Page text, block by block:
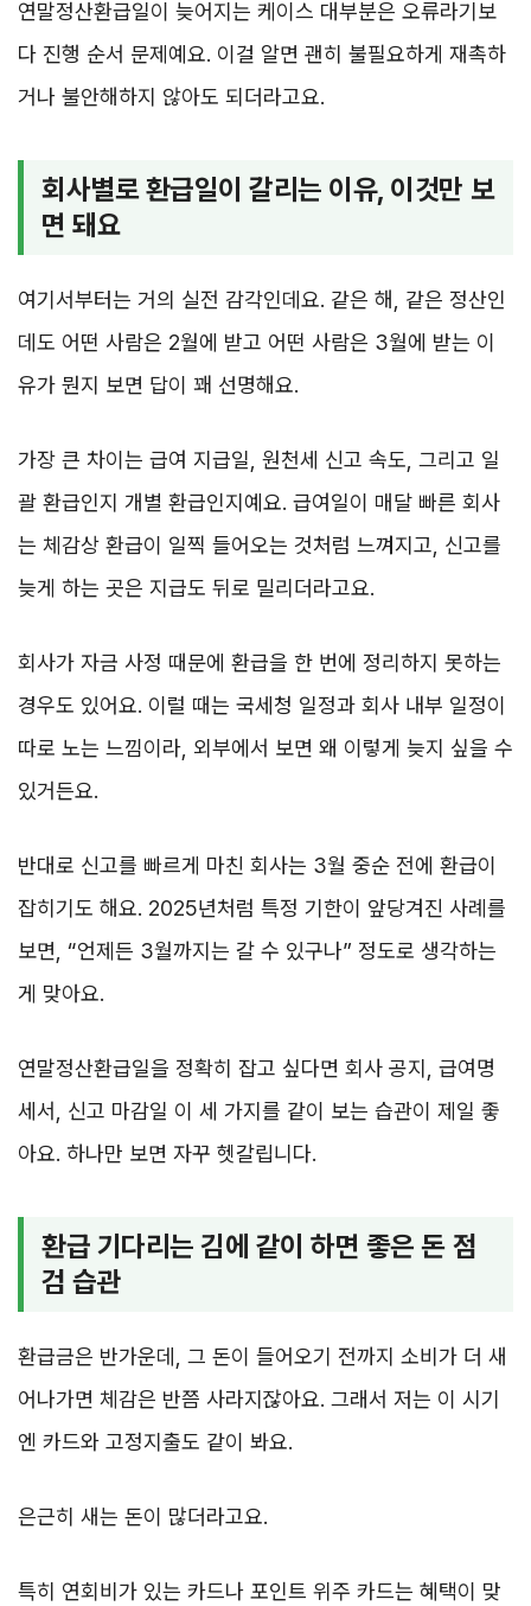
연말정산환급일이 늦어지는 케이스 대부분은 오류라기보
다 진행 순서 문제예요. 이걸 알면 괜히 불필요하게 재촉하
거나 불안해하지 않아도 되더라고요.
회사별로 환급일이 갈리는 이유, 이것만 보
면 돼요
여기서부터는 거의 실전 감각인데요. 같은 해, 같은 정산인
데도 어떤 사람은 2월에 받고 어떤 사람은 3월에 받는 이
유가 뭔지 보면 답이 꽤 선명해요.
가장 큰 차이는 급여 지급일, 원천세 신고 속도, 그리고 일
괄 환급인지 개별 환급인지예요. 급여일이 매달 빠른 회사
는 체감상 환급이 일찍 들어오는 것처럼 느껴지고, 신고를
늦게 하는 곳은 지급도 뒤로 밀리더라고요.
회사가 자금 사정 때문에 환급을 한 번에 정리하지 못하는
경우도 있어요. 이럴 때는 국세청 일정과 회사 내부 일정이
따로 노는 느낌이라, 외부에서 보면 왜 이렇게 늦지 싶을 수
있거든요.
반대로 신고를 빠르게 마친 회사는 3월 중순 전에 환급이
잡히기도 해요. 2025년처럼 특정 기한이 앞당겨진 사례를
보면, “언제든 3월까지는 갈 수 있구나” 정도로 생각하는
게 맞아요.
연말정산환급일을 정확히 잡고 싶다면 회사 공지, 급여명
세서, 신고 마감일 이 세 가지를 같이 보는 습관이 제일 좋
아요. 하나만 보면 자꾸 헷갈립니다.
환급 기다리는 김에 같이 하면 좋은 돈 점
검 습관
환급금은 반가운데, 그 돈이 들어오기 전까지 소비가 더 새
어나가면 체감은 반쯤 사라지잖아요. 그래서 저는 이 시기
엔 카드와 고정지출도 같이 봐요.
은근히 새는 돈이 많더라고요.
특히 연회비가 있는 카드나 포인트 위주 카드는 혜택이 맞